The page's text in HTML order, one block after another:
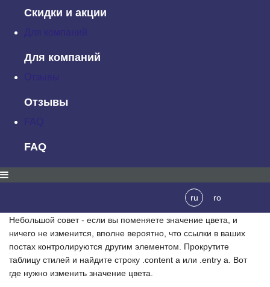
Скидки и акции
Для компаний
Отзывы
FAQ
ru ro
Мэрайя c Femtrepreneur
чтобы выделить свои ссылки:
Чтобы изменить цвет ссылок на сайте, взгляните на таблицу
стилей темы и найдите следующее:
{
}
Небольшой совет- если вы поменяете значение цвета, и
ничего не изменится, вполне вероятно, что ссылки в ваших
постах контролируются другим элементом. Прокрутите
таблицу стилей и найдите строку .content a или .entry a . Вот
где нужно изменить значение цвета.